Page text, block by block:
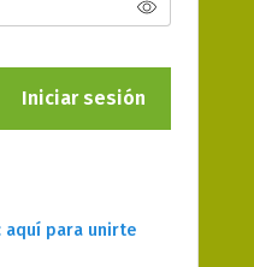
Iniciar sesión
aquí para unirte